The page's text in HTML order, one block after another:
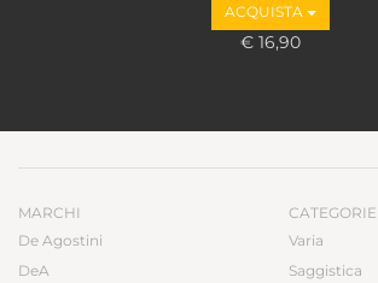
ACQUISTA
€ 16,90
MARCHI
De Agostini
DeA
CATEGORIE
Varia
Saggistica